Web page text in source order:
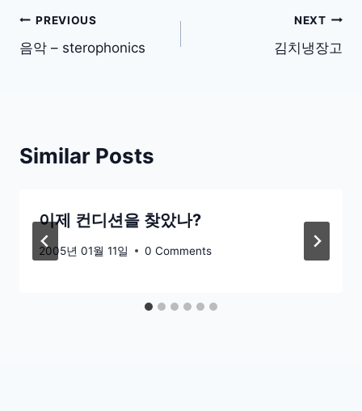
글
탐
PREVIOUS
음악 – sterophonics
NEXT
김치냉장고
Similar Posts
이제 컨디션을 찾았나?
2005년 01월 11일 0 Comments